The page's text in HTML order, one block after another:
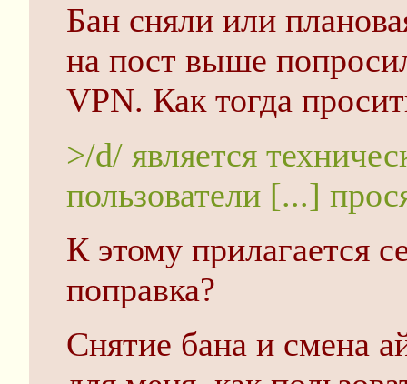
Бан сняли или
на пост выше
VPN. Как тогда
>/d/ является
пользователи [...]
К этому прилагается
поправка?
Снятие бана и смена